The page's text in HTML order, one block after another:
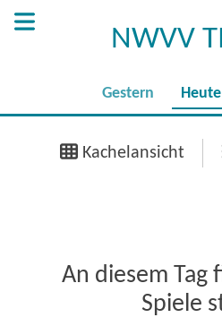
NWVV
Gestern Heute
Kachelansicht
An diesem Tag
Spiele